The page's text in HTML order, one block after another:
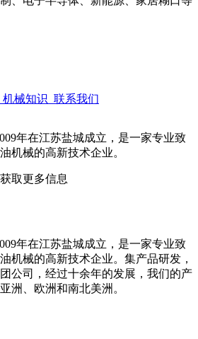
机械知识 联系我们
年在江苏盐城成立，是一家专业致
机械的高新技术企业。
取更多信息
年在江苏盐城成立，是一家专业致
机械的高新技术企业。集产品研发，
公司，经过十余年的发展，我们的产
洲、欧洲和南北美洲。